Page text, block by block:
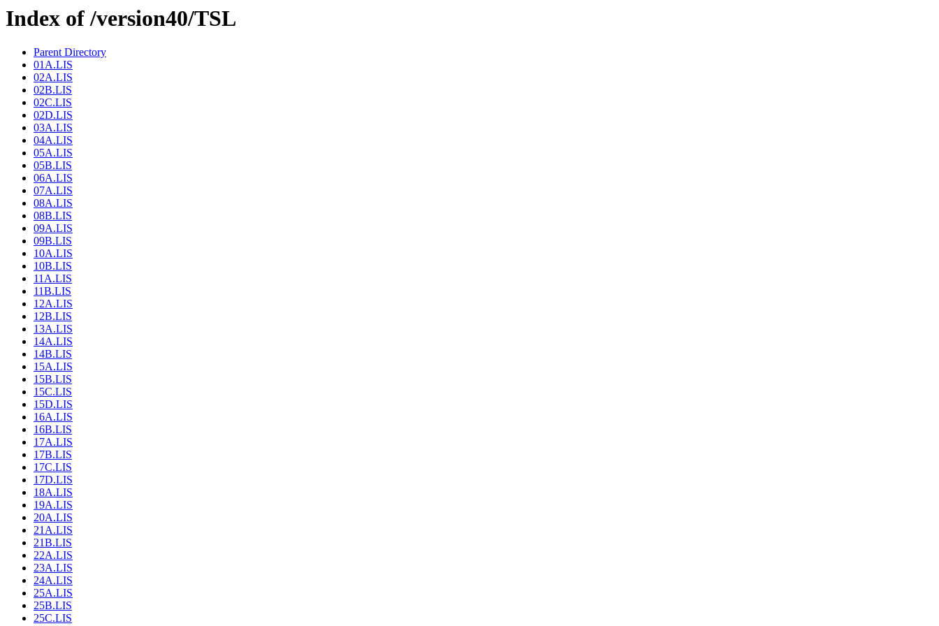
Index of /version40/TSL
Parent Directory
01A.LIS
02A.LIS
02B.LIS
02C.LIS
02D.LIS
03A.LIS
04A.LIS
05A.LIS
05B.LIS
06A.LIS
07A.LIS
08A.LIS
08B.LIS
09A.LIS
09B.LIS
10A.LIS
10B.LIS
11A.LIS
11B.LIS
12A.LIS
12B.LIS
13A.LIS
14A.LIS
14B.LIS
15A.LIS
15B.LIS
15C.LIS
15D.LIS
16A.LIS
16B.LIS
17A.LIS
17B.LIS
17C.LIS
17D.LIS
18A.LIS
19A.LIS
20A.LIS
21A.LIS
21B.LIS
22A.LIS
23A.LIS
24A.LIS
25A.LIS
25B.LIS
25C.LIS